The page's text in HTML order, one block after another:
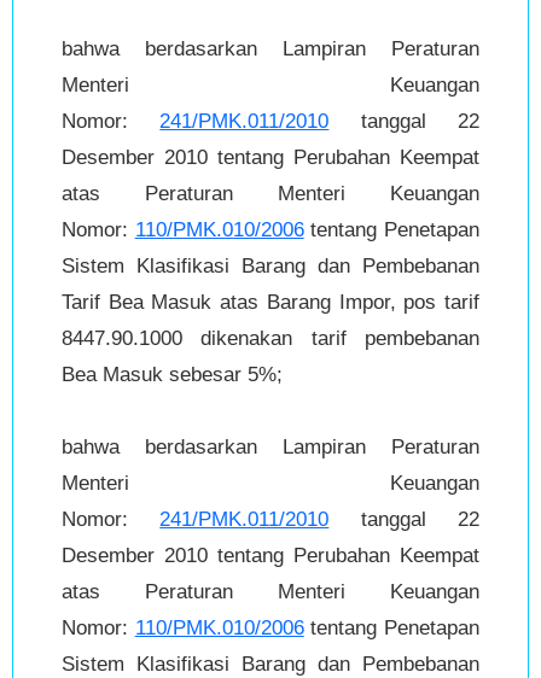
bahwa berdasarkan Lampiran Peraturan
Menteri Keuangan
Nomor:241/PMK.011/2010 tanggal 22
Desember 2010 tentang Perubahan Keempat
atas Peraturan Menteri Keuangan
Nomor: 110/PMK.010/2006tentang Penetapan
Sistem Klasifikasi Barang dan Pembebanan
Tarif Bea Masuk atas Barang Impor, pos tarif
8447.90.1000 dikenakan tarif pembebanan
Bea Masuk sebesar 5%;
bahwa berdasarkan Lampiran Peraturan
Menteri Keuangan
Nomor:241/PMK.011/2010 tanggal 22
Desember 2010 tentang Perubahan Keempat
atas Peraturan Menteri Keuangan
Nomor: 110/PMK.010/2006tentang Penetapan
Sistem Klasifikasi Barang dan Pembebanan